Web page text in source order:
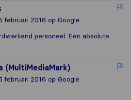
februari 2016 op Google
personeel. Een absolute
(MultiMediaMark)
februari 2016 op Google